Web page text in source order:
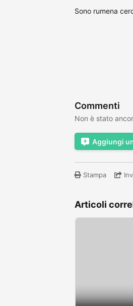
Sono rumena
Commenti
Non è stato
Aggiungi
Stampa
Articoli